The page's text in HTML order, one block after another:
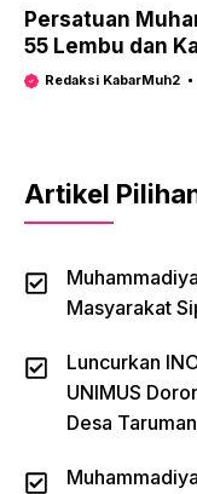
Persatuan
55 Lembu dan
Redaksi KabarMuh2
Artikel
Masyarakat
Luncurkan
UNIMUS
Desa Taruman